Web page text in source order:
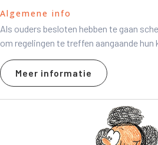
Algemene info
Als ouders besloten hebben te gaan
om regelingen te treffen aangaande hun
Meer informatie